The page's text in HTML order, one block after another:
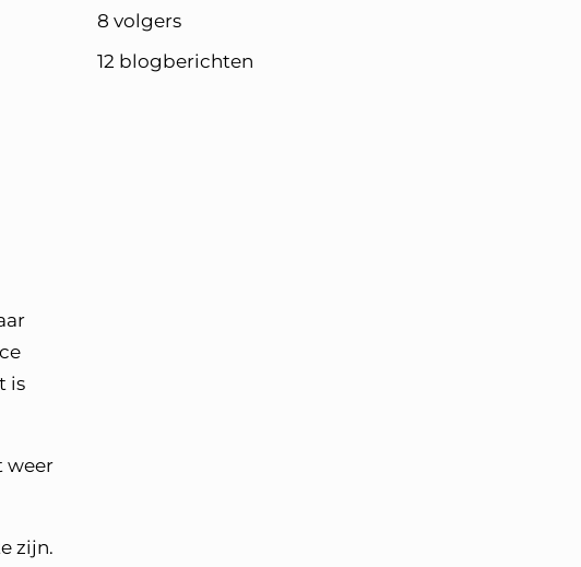
is
weer
zijn.
8 volgers
12 blogberichten